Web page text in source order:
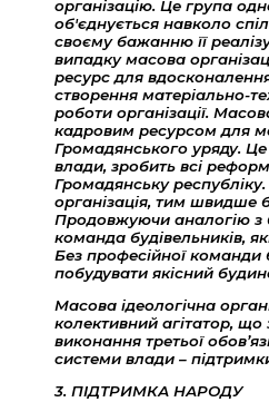
організацію. Це група
об'єднується навколо
своєму бажанню її
випадку масова
ресурс для вдосконалення
створення матеріально-
роботи організації.
кадровим ресурсом для
Громадянського уряду.
влади, зробить всі
Громадянську
організація, тим швидше
Продовжуючи аналогію з
команда будівельників,
Без професійної команди
побудувати якісний
Масова ідеологічна
колективний агітатор, що
виконання третьої
системи влади –
3. ПІДТРИМКА НАРОДУ